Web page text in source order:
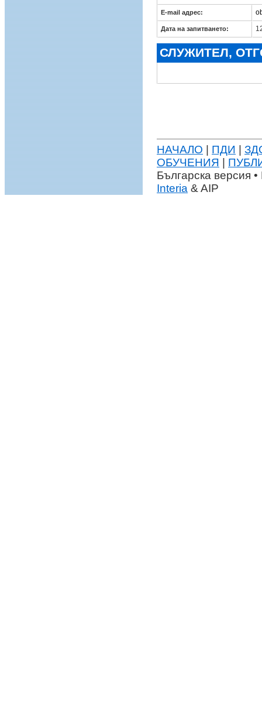
E-mail адрес:
Дата на запитването:
СЛУЖИТЕЛ,
НАЧАЛО | ПДИ |
ОБУЧЕНИЯ |
Българска версия
Interia & AIP